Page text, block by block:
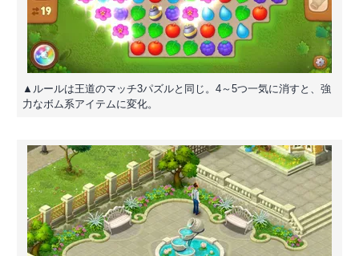
▲ルールは王道のマッチ3パズルと同じ。4～5つ一気に消すと、強
力なボム系アイテムに変化。